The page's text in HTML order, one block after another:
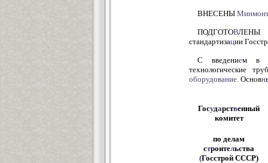
ВНЕСЕНЫ
ПОДГОТОВЛЕНЫ
стандартизации
С введением в
технологические
оборудование. Основн
Государственный
комитет
по делам
строительства
(Госстрой СССР)